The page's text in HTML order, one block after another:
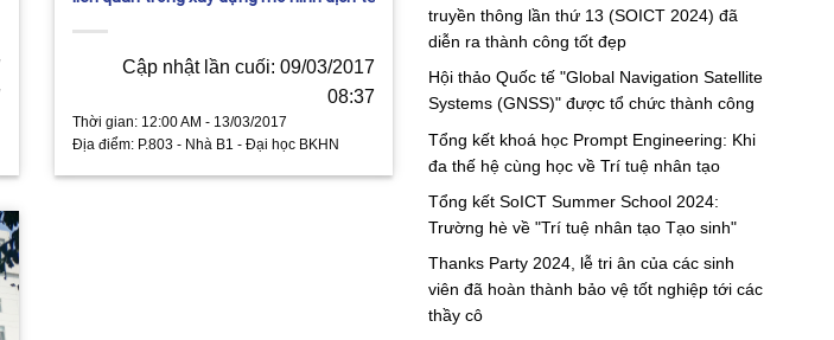
Cập nhật lần cuối: 09/03/2017
08:37
Thời gian: 12:00 AM - 13/03/2017
Địa điểm: P.803 - Nhà B1 - Đại học BKHN
truyền thông lần thứ 13 (SOICT 2024) đã
diễn ra thành công tốt đẹp
Hội thảo Quốc tế "Global Navigation Satellite
Systems (GNSS)" được tổ chức thành công
Tổng kết khoá học Prompt Engineering: Khi
đa thế hệ cùng học về Trí tuệ nhân tạo
Tổng kết SoICT Summer School 2024:
Trường hè về "Trí tuệ nhân tạo Tạo sinh"
Thanks Party 2024, lễ tri ân của các sinh
viên đã hoàn thành bảo vệ tốt nghiệp tới các
thầy cô